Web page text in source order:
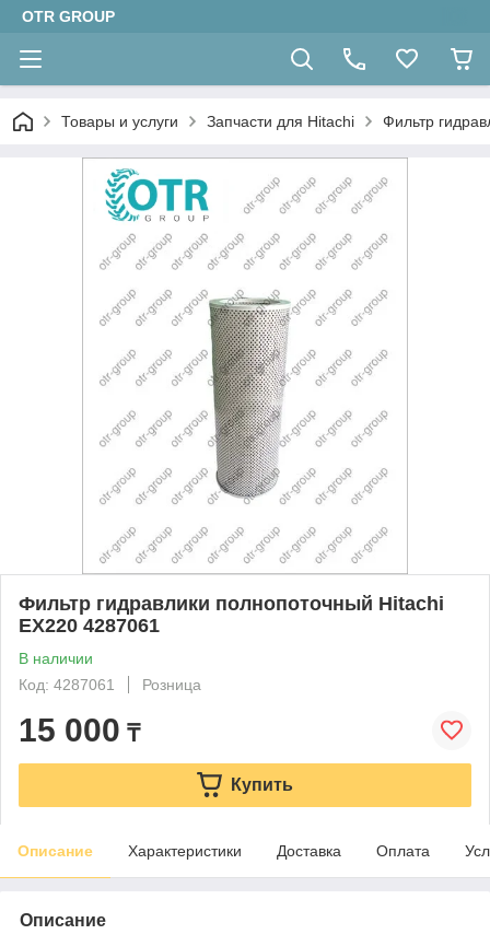
OTR GROUP
Товары и услуги Запчасти для Hitachi Фильтр
Фильтр гидравлики полнопоточный Hitachi
EX220 4287061
В наличии
Код: 4287061
Розница
15 000 ₸
Купить
Описание Характеристики Доставка Оплата
Описание